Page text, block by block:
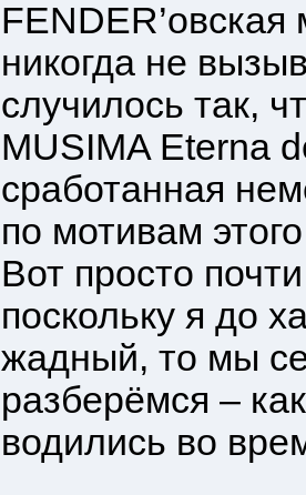
никогда не
случилось так,
MUSIMA Eterna
сработанная
по мотивам
Вот просто
поскольку я до
жадный, то мы
разберёмся –
водились во